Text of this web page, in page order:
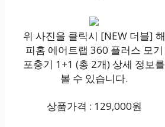
위 사진을 클릭시 [NEW 더블] 해
피홈 에어트랩 360 플러스 모기
포충기 1+1 (총 2개) 상세 정보를
볼 수 있습니다.
상품가격 : 129,000원